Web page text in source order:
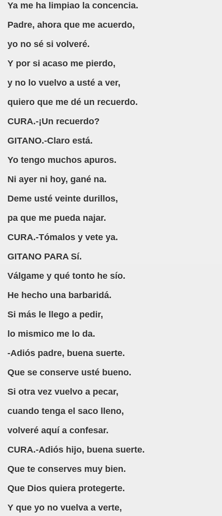
Ya me ha limpiao la concencia.
Padre, ahora que me acuerdo,
yo no sé si volveré.
Y por si acaso me pierdo,
y no lo vuelvo a usté a ver,
quiero que me dé un recuerdo.
CURA.-¡Un recuerdo?
GITANO.-Claro está.
Yo tengo muchos apuros.
Ni ayer ni hoy, gané na.
Deme usté veinte durillos,
pa que me pueda najar.
CURA.-Tómalos y vete ya.
GITANO PARA Sí.
Válgame y qué tonto he sío.
He hecho una barbaridá.
Si más le llego a pedir,
lo mismico me lo da.
-Adiós padre, buena suerte.
Que se conserve usté bueno.
Si otra vez vuelvo a pecar,
cuando tenga el saco lleno,
volveré aquí a confesar.
CURA.-Adiós hijo, buena suerte.
Que te conserves muy bien.
Que Dios quiera protegerte.
Y que yo no vuelva a verte,
García)
Fontestà)
Desconocido)
y Castellano)
(Autor, un Pollo Capón)
Valdés, Ludi)
(Wenceslao Fernández Flórez)
(Autor Desconocido)
(Autor Desconocido)
(Autor Desconocido)
(Autor Desconocido)
Matemáticas en España (Autor Desconocido)
(Autor Desconocido)